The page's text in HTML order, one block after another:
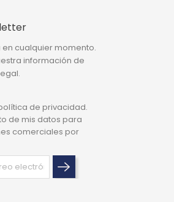
cualquier momento.
información de
de privacidad.
de mis datos para
comerciales por